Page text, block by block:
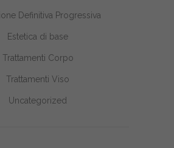
Definitiva Progressiva
Estetica di base
Trattamenti Corpo
Trattamenti Viso
Uncategorized